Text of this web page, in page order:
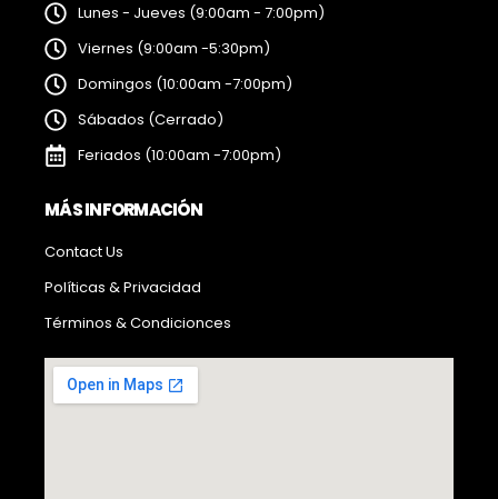
Lunes - Jueves (9:00am - 7:00pm)
Viernes (9:00am -5:30pm)
Domingos (10:00am -7:00pm)
Sábados (Cerrado)
Feriados (10:00am -7:00pm)
MÁS INFORMACIÓN
Contact Us
Políticas & Privacidad
Términos & Condicionces